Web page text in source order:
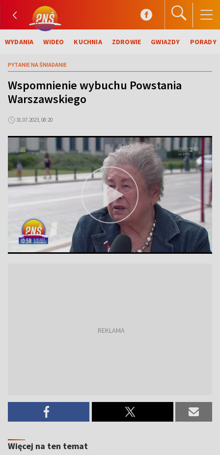
WYDANIA WIDEO KUCHNIA ZDROWIE GWIAZDY PORADY
PYTANIE NA ŚNIADANIE
Wspomnienie wybuchu Powstania
Warszawskiego
31.07.2023, 08:20
Więcej na ten temat